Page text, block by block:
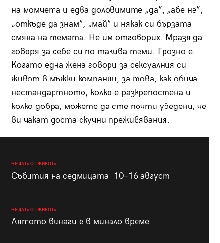
на момчета и едва доловимите „да”, „абе не”,
„откъде да знам”, „май” и някак си бързата
смяна на темата. Не им отговорих. Мразя да
говоря за себе си по такива теми. Грозно е.
Когато една жена говори за сексуалния си
живот в мъжки компании, за това, как обича
нестандартното, колко е разкрепостена и
колко добра, можете да сте почти убедени, че
ви чакат доста скучни преживявания.
НЕЩАТА ОТ ЖИВОТА
Събития на седмицата: 10–16 август
НЕЩАТА ОТ ЖИВОТА
Лятото винаги е в минало време